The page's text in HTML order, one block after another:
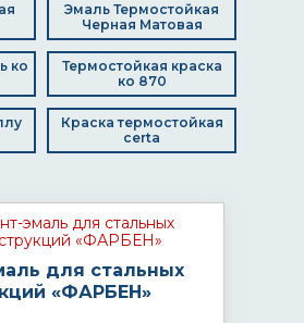
Эмаль Термостойкая
Черная Матовая
ко
Термостойкая краска
ко 870
Краска термостойкая
certa
для стальных
«ФАРБЕН»